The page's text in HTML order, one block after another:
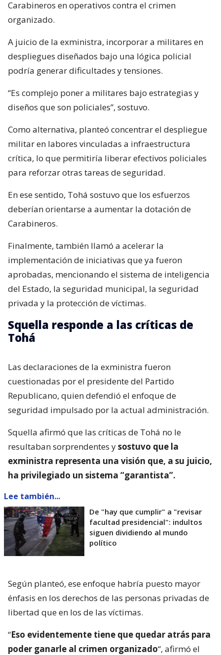
Carabineros en operativos contra el crimen
organizado.
A juicio de la exministra, incorporar a militares en
despliegues diseñados bajo una lógica policial
podría generar dificultades y tensiones.
“Es complejo poner a militares bajo estrategias y
diseños que son policiales”, sostuvo.
Como alternativa, planteó concentrar el despliegue
militar en labores vinculadas a infraestructura
crítica, lo que permitiría liberar efectivos policiales
para reforzar otras tareas de seguridad.
En ese sentido, Tohá sostuvo que los esfuerzos
deberían orientarse a aumentar la dotación de
Carabineros.
Finalmente, también llamó a acelerar la
implementación de iniciativas que ya fueron
aprobadas, mencionando el sistema de inteligencia
del Estado, la seguridad municipal, la seguridad
privada y la protección de víctimas.
Squella responde a las críticas de
Tohá
Las declaraciones de la exministra fueron
cuestionadas por el presidente del Partido
Republicano, quien defendió el enfoque de
seguridad impulsado por la actual administración.
Squella afirmó que las críticas de Tohá no le
resultaban sorprendentes ysostuvo que la
exministra representa una visión que, a su juicio,
ha privilegiado un sistema “garantista”.
Lee también...
De "hay que cumplir" a "revisar
facultad presidencial": indultos
siguen dividiendo al mundo
político
Según planteó, ese enfoque habría puesto mayor
énfasis en los derechos de las personas privadas de
libertad que en los de las víctimas.
“Eso evidentemente tiene que quedar atrás para
poder ganarle al crimen organizado“, afirmó el